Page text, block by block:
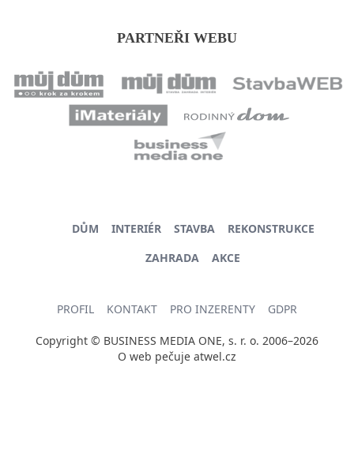
PARTNEŘI WEBU
DŮM INTERIÉR STAVBA
REKONSTRUKCE
ZAHRADA
AKCE
PROFIL KONTAKT PRO INZERENTY GDPR
Copyright © BUSINESS MEDIA ONE, s. r. o. 2006–2026